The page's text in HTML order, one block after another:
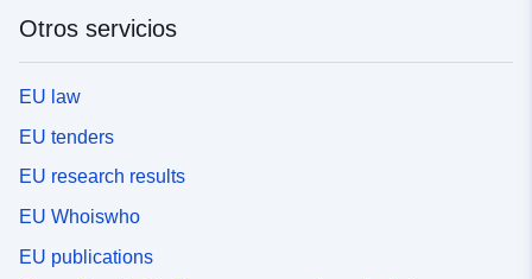
Otros servicios
EU law
EU tenders
EU research results
EU Whoiswho
EU publications